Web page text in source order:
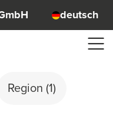
deutsch
Region (1)